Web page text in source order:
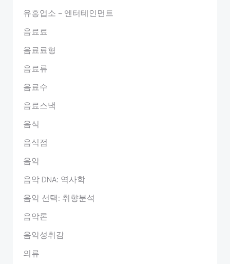
유흥업소 – 엔터테인먼트
음료료
음료료형
음료류
음료수
음료스낵
음식
음식점
음악
음악 DNA: 역사학
음악 선택: 취향분석
음악론
음악성취감
의류